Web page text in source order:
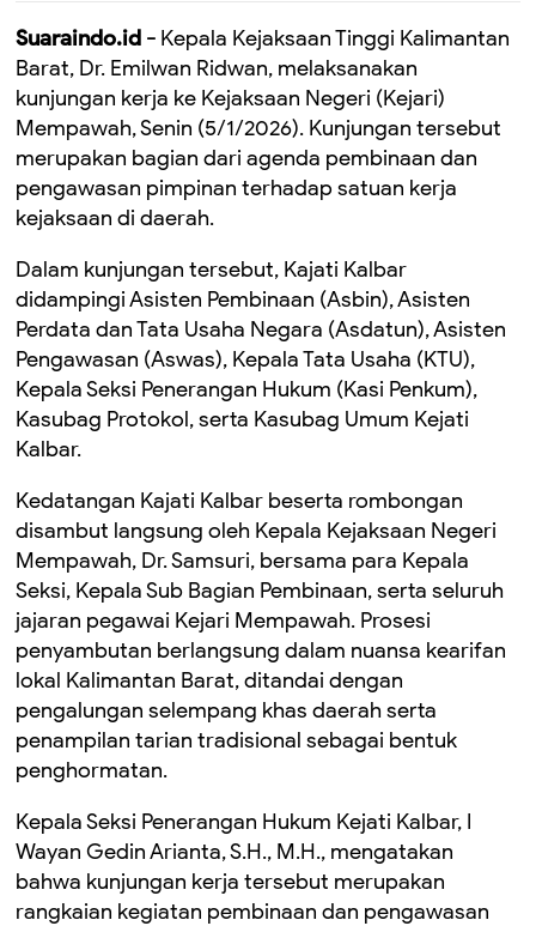
Suaraindo.id - Kepala Kejaksaan Tinggi Kalimantan
Barat, Dr. Emilwan Ridwan, melaksanakan
kunjungan kerja ke Kejaksaan Negeri (Kejari)
Mempawah, Senin (5/1/2026). Kunjungan tersebut
merupakan bagian dari agenda pembinaan dan
pengawasan pimpinan terhadap satuan kerja
kejaksaan di daerah.
Dalam kunjungan tersebut, Kajati Kalbar
didampingi Asisten Pembinaan (Asbin), Asisten
Perdata dan Tata Usaha Negara (Asdatun), Asisten
Pengawasan (Aswas), Kepala Tata Usaha (KTU),
Kepala Seksi Penerangan Hukum (Kasi Penkum),
Kasubag Protokol, serta Kasubag Umum Kejati
Kalbar.
Kedatangan Kajati Kalbar beserta rombongan
disambut langsung oleh Kepala Kejaksaan Negeri
Mempawah, Dr. Samsuri, bersama para Kepala
Seksi, Kepala Sub Bagian Pembinaan, serta seluruh
jajaran pegawai Kejari Mempawah. Prosesi
penyambutan berlangsung dalam nuansa kearifan
lokal Kalimantan Barat, ditandai dengan
pengalungan selempang khas daerah serta
penampilan tarian tradisional sebagai bentuk
penghormatan.
Kepala Seksi Penerangan Hukum Kejati Kalbar, I
Wayan Gedin Arianta, S.H., M.H., mengatakan
bahwa kunjungan kerja tersebut merupakan
rangkaian kegiatan pembinaan dan pengawasan